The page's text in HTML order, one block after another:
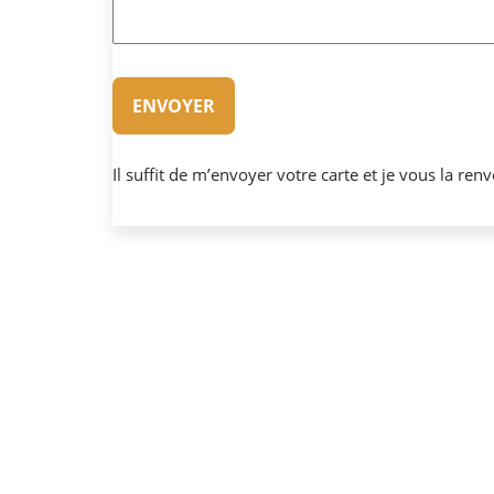
Il suffit de m’envoyer votre carte et je vous la